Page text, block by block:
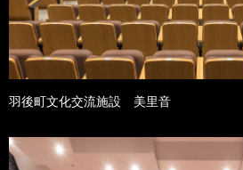
羽後町文化交流施設 美里音